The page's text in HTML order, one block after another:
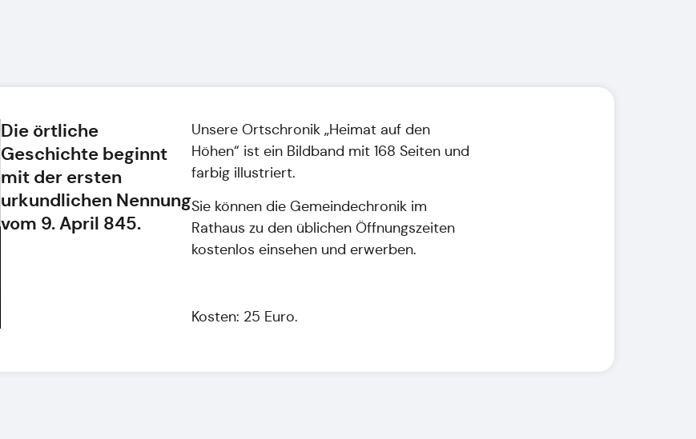
Die örtliche
Geschichte beginnt
mit der ersten
urkundlichen Nennung
vom 9. April 845.
Unsere Ortschronik „Heimat auf den
Höhen“ ist ein Bildband mit 168 Seiten und
farbig illustriert.
Sie können die Gemeindechronik im
Rathaus zu den üblichen Öffnungszeiten
kostenlos einsehen und erwerben.
Kosten: 25 Euro.